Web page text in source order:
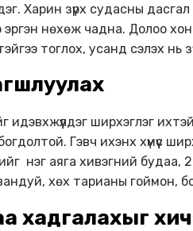
Харин зүрх судасны
эргэн нөхөж чадна. Долоо
тоглох, усанд сэлэх
идэвхжүүлдэг ширхэглэг
Гэвч ихэнх хүмүүс
нэг аяга хивэгний
хөх тарианы гоймон,
хадгалахыг